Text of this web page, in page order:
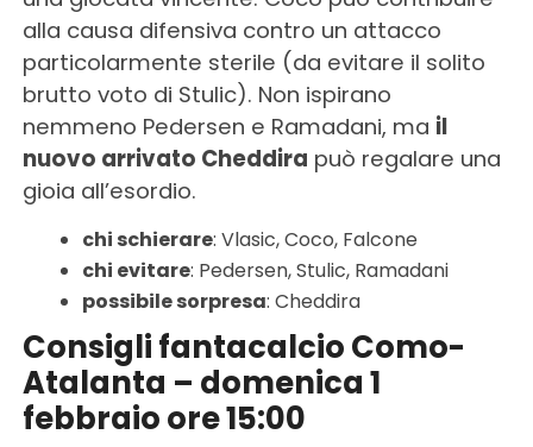
alla causa difensiva contro un attacco
particolarmente sterile (da evitare il solito
brutto voto di Stulic). Non ispirano
nemmeno Pedersen e Ramadani, ma il
nuovo arrivato Cheddira può regalare una
gioia all’esordio.
chi schierare: Vlasic, Coco, Falcone
chi evitare: Pedersen, Stulic, Ramadani
possibile sorpresa: Cheddira
Consigli fantacalcio Como-
Atalanta – domenica 1
febbraio ore 15:00